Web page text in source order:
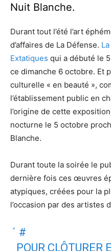
Nuit Blanche.
Durant tout l’été l’art
d’affaires de La Défense.
Extatiques qui a débuté le
ce dimanche 6 octobre. Et
culturelle « en beauté »,
l’établissement public en
l’origine de cette
nocturne le 5 octobre
Blanche.
Durant toute la soirée le
dernière fois ces œuvres
atypiques, créées pour la
l’occasion par des artistes
#
POUR CLÔTURER